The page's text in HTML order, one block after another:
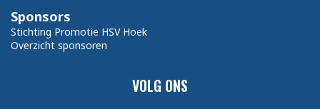
VOLG ONS
Sponsors
Stichting Promotie HSV Hoek
Overzicht sponsoren